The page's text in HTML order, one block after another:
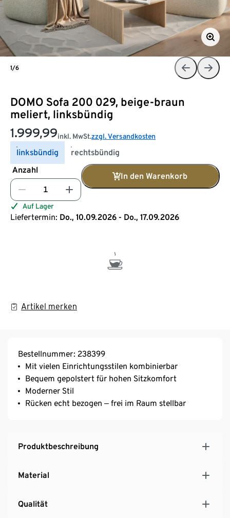
DOMO Sofa 200 029, beige-braun
meliert, linksbündig
1.999,99inkl. MwSt.zzgl. Versandkosten
linksbündig
rechtsbündig
Anzahl
In den Warenkorb
Auf Lager
Liefertermin: Do., 10.09.2026 - Do., 17.09.2026
Artikel merken
1/6
Bestellnummer: 238399
Mit vielen Einrichtungsstilen kombinierbar
Bequem gepolstert für hohen Sitzkomfort
Moderner Stil
Rücken echt bezogen ‒ frei im Raum stellbar
Produktbeschreibung
Material
Qualität